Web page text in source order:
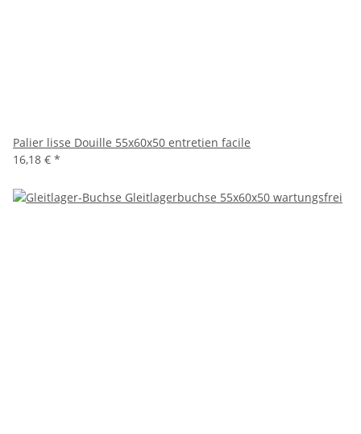
Palier lisse Douille 55x60x50 entretien facile
16,18 € *